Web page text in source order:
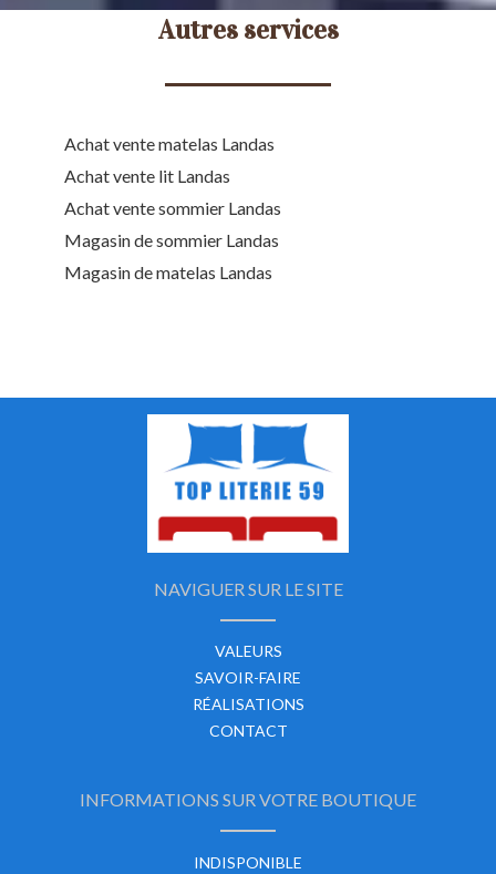
Autres services
Achat vente matelas Landas
Achat vente lit Landas
Achat vente sommier Landas
Magasin de sommier Landas
Magasin de matelas Landas
NAVIGUER SUR LE SITE
VALEURS
SAVOIR-FAIRE
RÉALISATIONS
CONTACT
INFORMATIONS SUR VOTRE BOUTIQUE
INDISPONIBLE